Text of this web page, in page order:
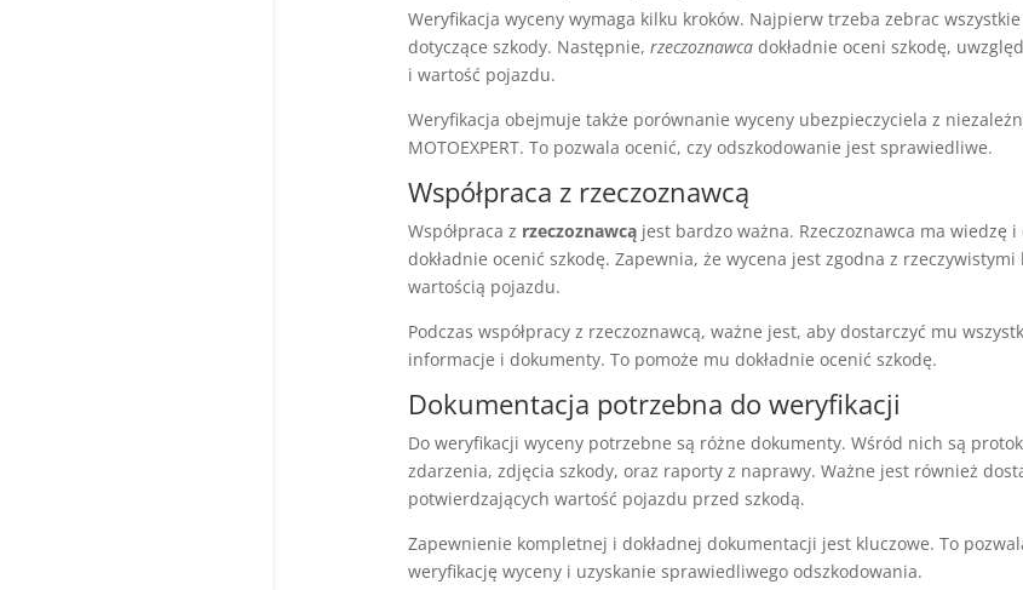
Weryfikacja wyceny wymaga kilku kroków. Najpierw trzeba zebrac
dotyczące szkody. Następnie, rzeczoznawcadokładnie oceni szkodę,
i wartość pojazdu.
Weryfikacja obejmuje także porównanie wyceny ubezpieczyciela z
MOTOEXPERT. To pozwala ocenić, czy odszkodowanie jest sprawiedliwe.
Współpraca z rzeczoznawcą
Współpraca z rzeczoznawcąjest bardzo ważna. Rzeczoznawca ma wiedzę
dokładnie ocenić szkodę. Zapewnia, że wycena jest zgodna z
wartością pojazdu.
Podczas współpracy z rzeczoznawcą, ważne jest, aby dostarczyć mu
informacje i dokumenty. To pomoże mu dokładnie ocenić szkodę.
Dokumentacja potrzebna do weryfikacji
Do weryfikacji wyceny potrzebne są różne dokumenty. Wśród nich są
zdarzenia, zdjęcia szkody, oraz raporty z naprawy. Ważne jest również
potwierdzających wartość pojazdu przed szkodą.
Zapewnienie kompletnej i dokładnej dokumentacji jest kluczowe. To
weryfikację wyceny i uzyskanie sprawiedliwego odszkodowania.